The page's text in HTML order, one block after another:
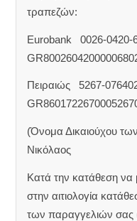
τραπεζών:
Eurobank 0026-0420-
Πειραιώς 5267-
(Όνομα Δικαιούχου
Νικόλαος
Κατά την κατάθεση
στην αιτιολογία
των παραγγελιών σας